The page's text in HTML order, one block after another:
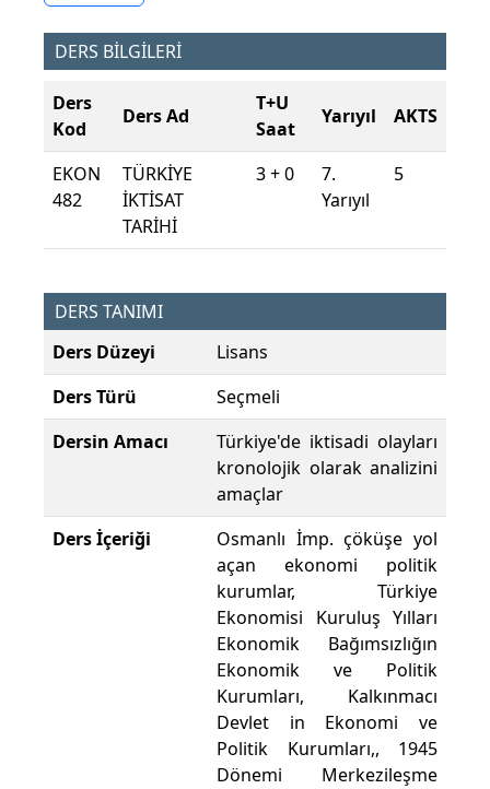
DERS BİLGİLERİ
Ders
Kod
Ders Ad
T+U
Saat
Yarıyıl AKTS
EKON
482
TÜRKİYE
İKTİSAT
TARİHİ
3 + 0
7.
Yarıyıl
5
DERS TANIMI
Ders Düzeyi
Lisans
Ders Türü
Seçmeli
Dersin Amacı
Türkiye'de iktisadi olayları
kronolojik olarak analizini
amaçlar
Ders İçeriği
Osmanlı İmp. çöküşe yol
açan ekonomi politik
kurumlar, Türkiye
Ekonomisi Kuruluş Yılları
Ekonomik Bağımsızlığın
Ekonomik ve Politik
Kurumları, Kalkınmacı
Devlet in Ekonomi ve
Politik Kurumları,, 1945
Dönemi Merkezileşme